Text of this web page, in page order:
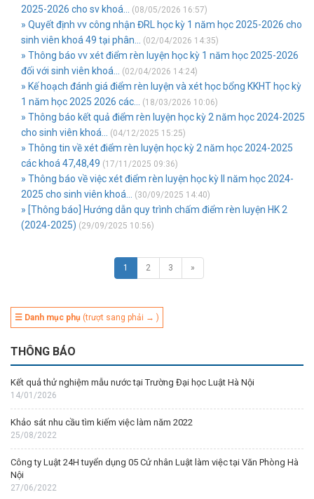
2025-2026 cho sv khoá...
(08/05/2026 16:57)
» Quyết định vv công nhận ĐRL học kỳ 1 năm học 2025-2026 cho
sinh viên khoá 49 tại phân...
(02/04/2026 14:35)
» Thông báo vv xét điểm rèn luyện học kỳ 1 năm học 2025-2026
đối với sinh viên khoá...
(02/04/2026 14:24)
» Kế hoạch đánh giá điểm rèn luyện và xét học bổng KKHT học kỳ
1 năm học 2025 2026 các...
(18/03/2026 10:06)
» Thông báo kết quả điểm rèn luyện học kỳ 2 năm học 2024-2025
cho sinh viên khoá...
(04/12/2025 15:25)
» Thông tin về xét điểm rèn luyện học kỳ 2 năm học 2024-2025
các khoá 47,48,49 (17/11/2025 09:36)
» Thông báo về việc xét điểm rèn luyện học kỳ II năm học 2024-
2025 cho sinh viên khoá...
(30/09/2025 14:40)
» [Thông báo] Hướng dẫn quy trình chấm điểm rèn luyện HK 2
(2024-2025) (29/09/2025 10:56)
1 2 3 »
☰ Danh mục phụ (trượt sang phải → )
THÔNG BÁO
Kết quả thử nghiệm mẫu nước tại Trường Đại học Luật Hà Nội
14/01/2026
Khảo sát nhu cầu tìm kiếm việc làm năm 2022
25/08/2022
Công ty Luật 24H tuyển dụng 05 Cử nhân Luật làm việc tại Văn Phòng Hà
Nội
27/06/2022